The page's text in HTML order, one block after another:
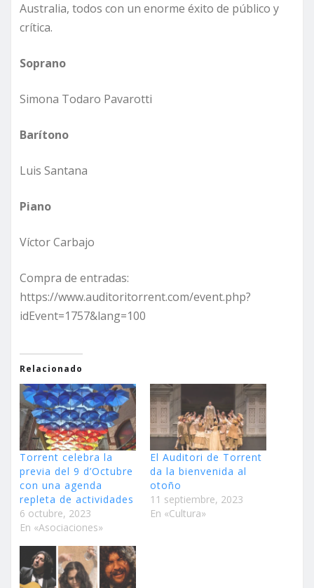
Australia, todos con un enorme éxito de público y
crítica.
Soprano
Simona Todaro Pavarotti
Barítono
Luis Santana
Piano
Víctor Carbajo
Compra de entradas:
https://www.auditoritorrent.com/event.php?
idEvent=1757&lang=100
Relacionado
Torrent celebra la
previa del 9 d’Octubre
con una agenda
repleta de actividades
6 octubre, 2023
En «Asociaciones»
El Auditori de Torrent
da la bienvenida al
otoño
11 septiembre, 2023
En «Cultura»